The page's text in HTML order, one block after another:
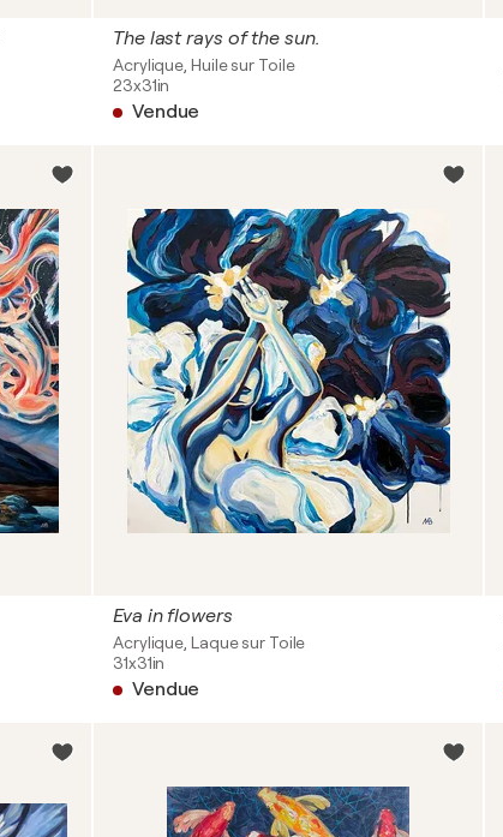
The last rays of the sun.
Acrylique, Huile sur Toile
23x31in
Vendue
Eva in flowers
Acrylique, Laque sur Toile
31x31in
Vendue